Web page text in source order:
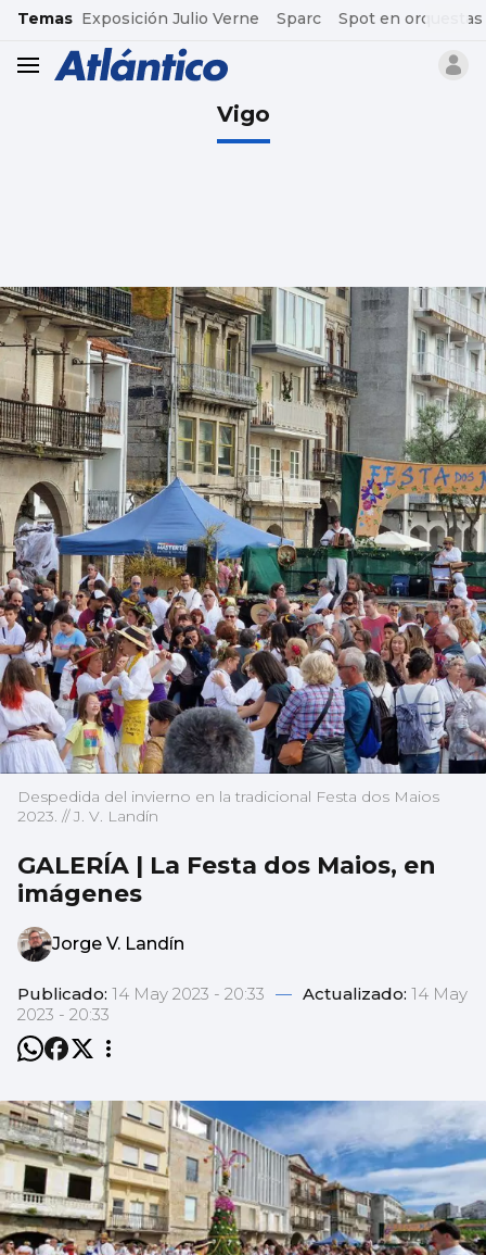
common.go-to-content
Temas Exposición Julio Verne Sparc Spot en orquestas
header.menu.open
Vigo
Despedida del invierno en la tradicional Festa dos Maios
2023. // J. V. Landín
GALERÍA | La Festa dos Maios, en
imágenes
Jorge V. Landín
Publicado: 14 May 2023 - 20:33 — Actualizado: 14 May
2023 - 20:33